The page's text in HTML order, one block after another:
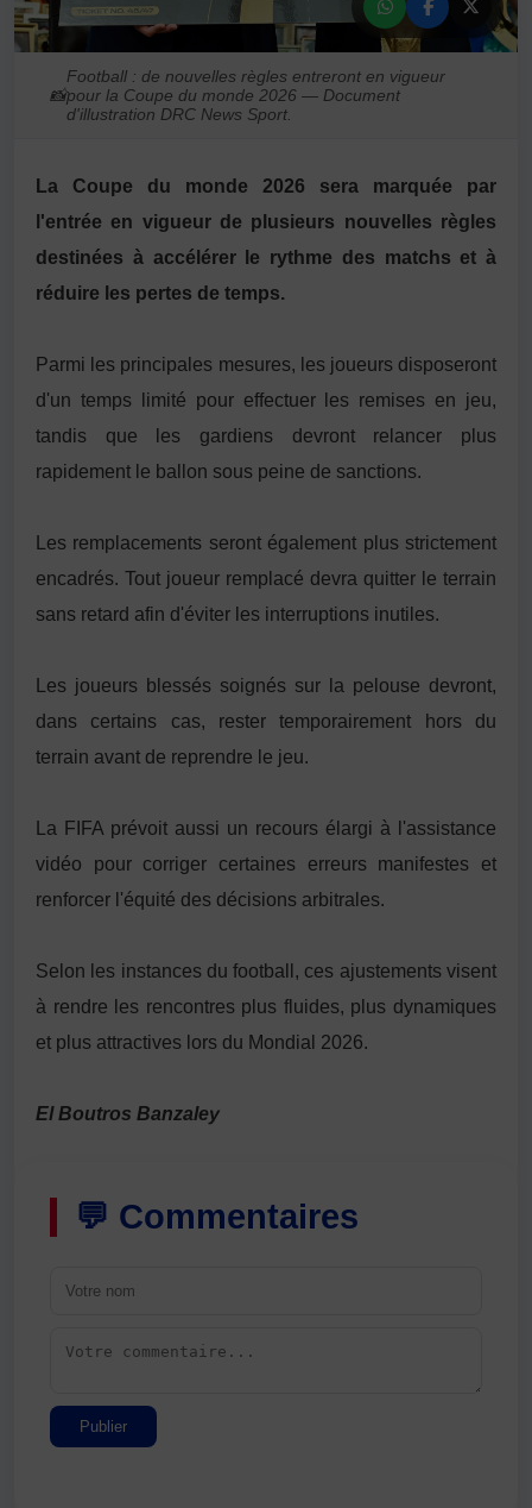
📸
Football : de nouvelles règles entreront en vigueur
pour la Coupe du monde 2026 — Document
d'illustration DRC News Sport.
La Coupe du monde 2026 sera marquée par
l'entrée en vigueur de plusieurs nouvelles règles
destinées à accélérer le rythme des matchs et à
réduire les pertes de temps.
Parmi les principales mesures, les joueurs disposeront
d'un temps limité pour effectuer les remises en jeu,
tandis que les gardiens devront relancer plus
rapidement le ballon sous peine de sanctions.
Les remplacements seront également plus strictement
encadrés. Tout joueur remplacé devra quitter le terrain
sans retard afin d'éviter les interruptions inutiles.
Les joueurs blessés soignés sur la pelouse devront,
dans certains cas, rester temporairement hors du
terrain avant de reprendre le jeu.
La FIFA prévoit aussi un recours élargi à l'assistance
vidéo pour corriger certaines erreurs manifestes et
renforcer l'équité des décisions arbitrales.
Selon les instances du football, ces ajustements visent
à rendre les rencontres plus fluides, plus dynamiques
et plus attractives lors du Mondial 2026.
El Boutros Banzaley
💬 Commentaires
Publier